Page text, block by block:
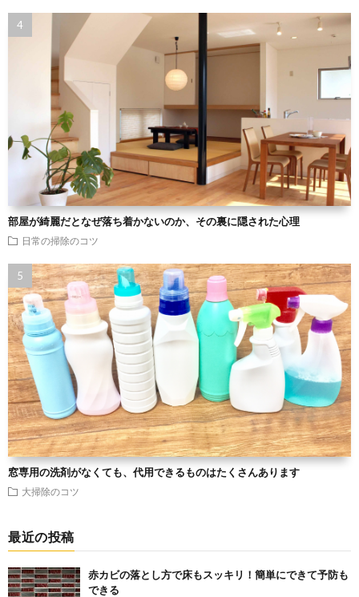
部屋が綺麗だとなぜ落ち着かないのか、その裏に隠された心理
日常の掃除のコツ
窓専用の洗剤がなくても、代用できるものはたくさんあります
大掃除のコツ
最近の投稿
赤カビの落とし方で床もスッキリ！簡単にできて予防も
できる